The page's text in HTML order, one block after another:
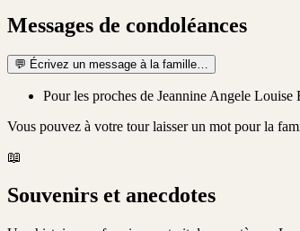
Messages de condoléances
💬 Écrivez un message à la famille…
Pour les proches de Jeannine Angele
Vous pouvez à votre tour laisser un mot pour la
📖
Souvenirs et anecdotes